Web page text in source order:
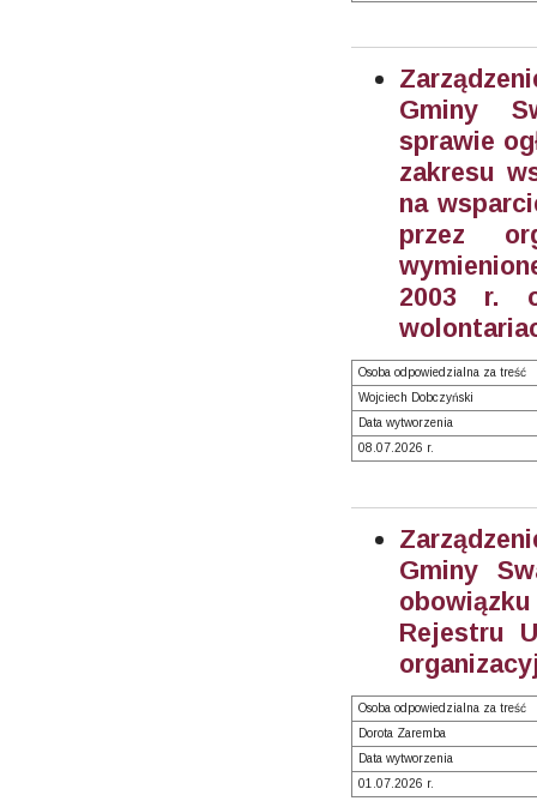
Gminy
sprawie
zakresu
na
przez
2003 r.
Osoba odpowiedzialna za treść
Wojciech Dobczyński
Data wytworzenia
08.07.2026 r.
Gminy
Rejestru
Osoba odpowiedzialna za treść
Dorota Zaremba
Data wytworzenia
01.07.2026 r.